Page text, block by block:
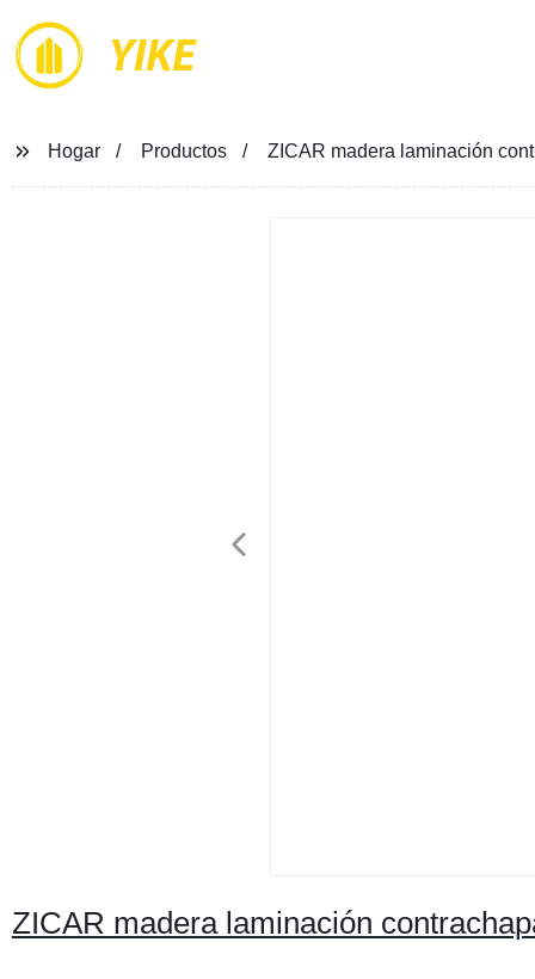
YIKE
Hogar Productos ZICAR madera laminación
ZICAR madera laminación